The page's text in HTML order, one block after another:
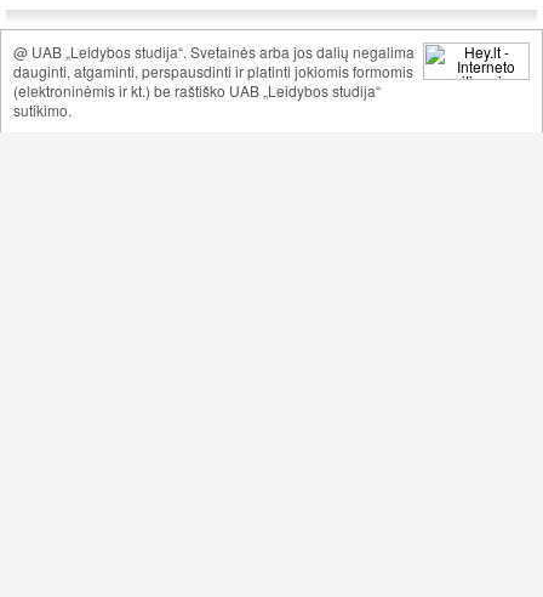
@ UAB „Leidybos studija“. Svetainės arba jos dalių negalima
dauginti, atgaminti, perspausdinti ir platinti jokiomis formomis
(elektroninėmis ir kt.) be raštiško UAB „Leidybos studija“
sutikimo.